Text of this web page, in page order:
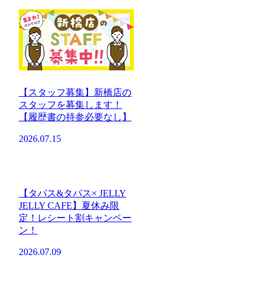
【スタッフ募集】新橋店の
スタッフを募集します！
【履歴書の持参必要なし】
2026.07.15
【タパス&タパス× JELLY
JELLY CAFE】夏休み限
定！レシート割キャンペー
ン！
2026.07.09